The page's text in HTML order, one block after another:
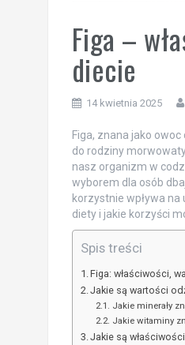
Figa –
diecie
14 kwietnia 2025
Figa, znana jako
do rodziny
nasz organizm w
wyborem dla osób
korzystnie wpływa
diety i jakie korzyści
Spis treści
Figa: właściwości,
Jakie są wartości
Jakie minerały
Jakie witaminy
Jakie są